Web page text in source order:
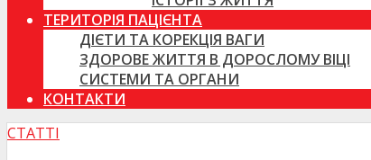
ТЕРИТОРІЯ ПАЦІЄНТА
ДІЄТИ ТА КОРЕКЦІЯ ВАГИ
ЗДОРОВЕ ЖИТТЯ В ДОРОСЛОМУ ВІЦІ
СИСТЕМИ ТА ОРГАНИ
КОНТАКТИ
СТАТТІ